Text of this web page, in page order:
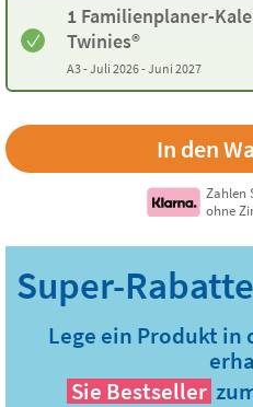
1 Familienplaner-
Twinies®
A3 -Juli 2026 - Juni 2027
Zahlen
ohne
Lege ein Produkt in
Sie Bestseller